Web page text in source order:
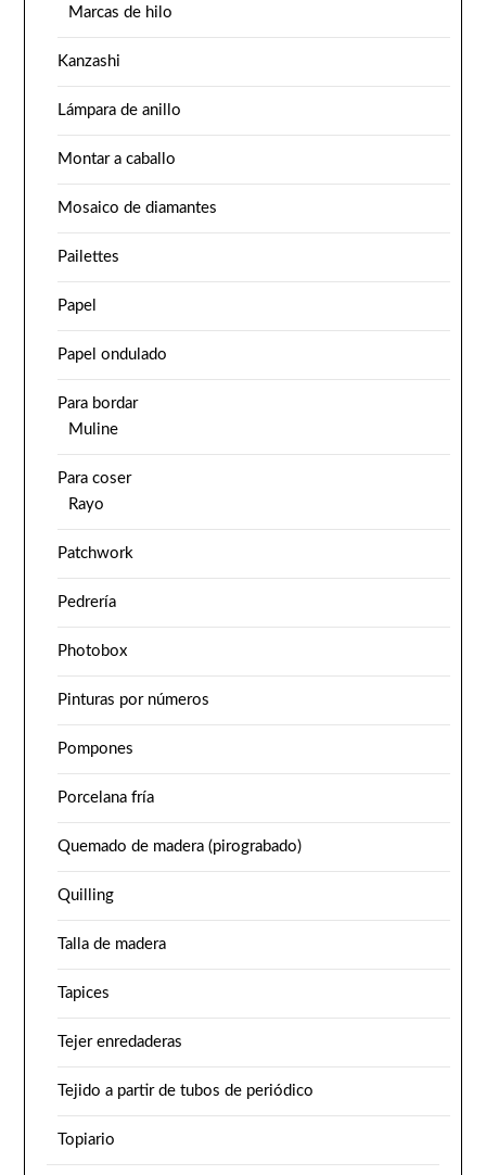
Marcas de hilo
Kanzashi
Lámpara de anillo
Montar a caballo
Mosaico de diamantes
Pailettes
Papel
Papel ondulado
Para bordar
Muline
Para coser
Rayo
Patchwork
Pedrería
Photobox
Pinturas por números
Pompones
Porcelana fría
Quemado de madera (pirograbado)
Quilling
Talla de madera
Tapices
Tejer enredaderas
Tejido a partir de tubos de periódico
Topiario